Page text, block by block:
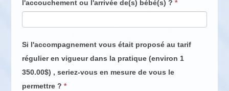
l'accouchement ou l'arrivée de(s) bébé(s) ? *
Si l'accompagnement vous était proposé au tarif
régulier en vigueur dans la pratique (environ 1
350.00$) , seriez-vous en mesure de vous le
permettre ? *